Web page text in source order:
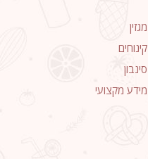
מגזין
קינוחים
סינבון
מידע מקצועי